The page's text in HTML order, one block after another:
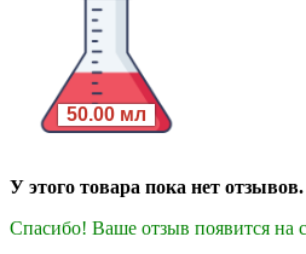
50.00 мл
У этого товара пока нет отзывов.
Спасибо! Ваше отзыв появится на